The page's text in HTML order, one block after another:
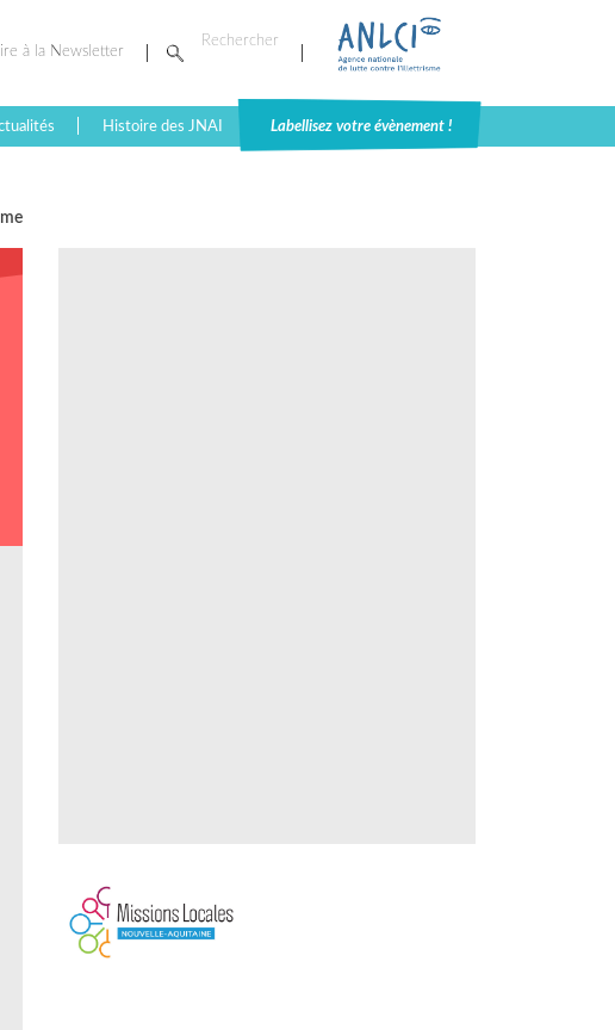
à la Newsletter
Histoire des JNAI Labellisez votre évènement !